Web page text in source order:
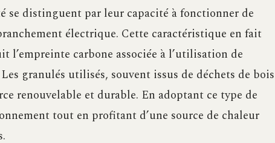
se distinguent par leur capacité à fonctionner de
électrique. Cette caractéristique en fait
l’empreinte carbone associée à l’utilisation de
granulés utilisés, souvent issus de déchets de bois
renouvelable et durable. En adoptant ce type de
tout en profitant d’une source de chaleur